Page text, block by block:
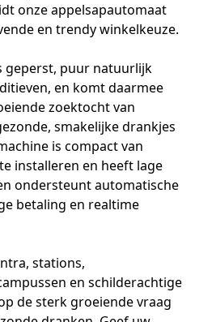
onze appelsapautomaat
en trendy winkelkeuze.
geperst, puur natuurlijk
en komt daarmee
zoektocht van
smakelijke drankjes
is compact van
installeren en heeft lage
ondersteunt automatische
betaling en realtime
stations,
en schilderachtige
de sterk groeiende vraag